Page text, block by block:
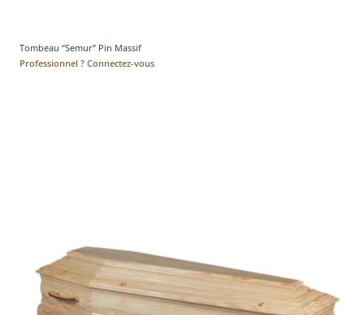
Tombeau “Semur” Pin Massif
Professionnel ? Connectez-vous